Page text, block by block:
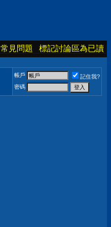
常見問題 標記討論區為已讀
帳戶
記住我?
密碼